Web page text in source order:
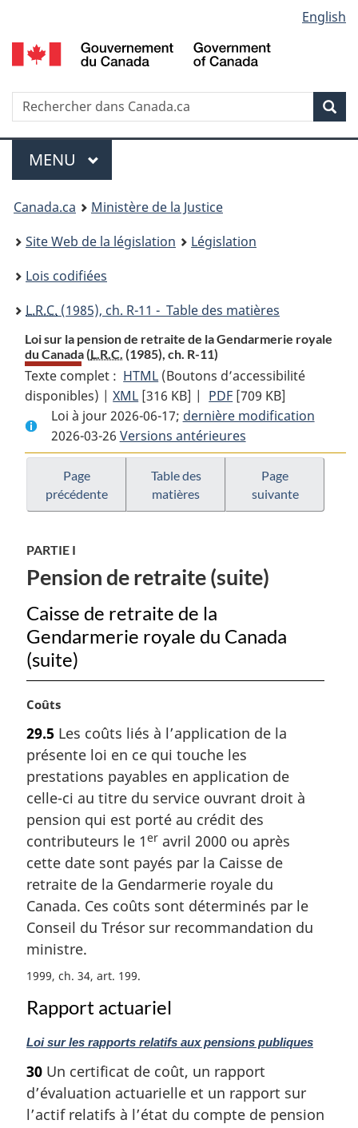
au
contenu
propos
de
la
HTML
simplifiée
selection
English
Recherche
Menu
MENU PRINCIPAL
You
are
here:
Canada.ca
Ministère de la Justice
Site Web de la législation
Législation
Lois codifiées
L.R.C. (1985), ch. R-11 - Table des matières
Loi sur la pension de retraite de la Gendarmerie royale
du Canada (L.R.C. (1985), ch. R-11)
Texte complet : HTML Texte
complet
:
Loi
sur
la
pension
de
la
royale
du
(Boutons d’accessibilité
disponibles) |XML Texte
complet
:
Loi
sur
pension
de
Gendarmerie
royale
[316 KB] | PDF Texte
complet
:
Loi
pension
de
royale
[709 KB]
Loi à jour 2026-06-17; dernière modification
2026-03-26 Versions antérieures
Page
précédente
Table des
matières
Page
suivante
PARTIE I
Pension de retraite (suite)
Caisse de retraite de la
Gendarmerie royale du Canada
(suite)
N
t
e
m
a
g
i
n
a
l
e
:
Coûts
29.5 Les coûts liés à l’application de la
présente loi en ce qui touche les
prestations payables en application de
celle-ci au titre du service ouvrant droit à
pension qui est porté au crédit des
contributeurs le 1er avril 2000 ou après
cette date sont payés par la Caisse de
retraite de la Gendarmerie royale du
Canada. Ces coûts sont déterminés par le
Conseil du Trésor sur recommandation du
ministre.
1999, ch. 34, art. 199
Rapport actuariel
N
t
e
m
Loi sur les rapports relatifs aux pensions publiques
30 Un certificat de coût, un rapport
d’évaluation actuarielle et un rapport sur
l’actif relatifs à l’état du compte de pension